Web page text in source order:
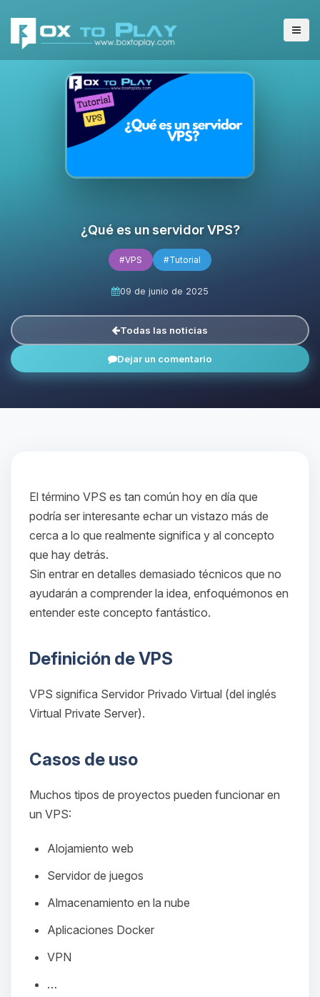
¿Qué es un servidor VPS?
#VPS #Tutorial
09 de junio de 2025
Todas las noticias
Dejar un comentario
El término VPS es tan común hoy en día que
podría ser interesante echar un vistazo más de
cerca a lo que realmente significa y al concepto
que hay detrás.
Sin entrar en detalles demasiado técnicos que no
ayudarán a comprender la idea, enfoquémonos en
entender este concepto fantástico.
Definición de VPS
VPS significa Servidor Privado Virtual (del inglés
Virtual Private Server).
Casos de uso
Muchos tipos de proyectos pueden funcionar en
un VPS:
Alojamiento web
Servidor de juegos
Almacenamiento en la nube
Aplicaciones Docker
VPN
…